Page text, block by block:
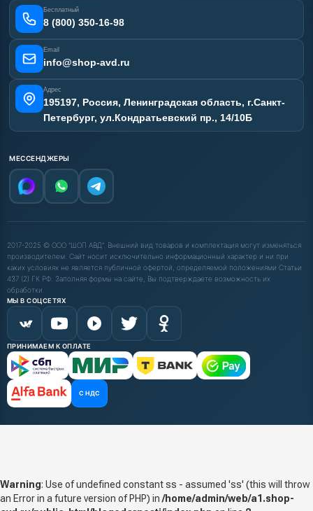
Отзывы наших клиентов
Карта сайта
Бесплатный
8 (800) 350-16-98
Email
info@shop-avd.ru
Адрес
195197, Россия, Ленинградская область, г.Санкт-
Петербург, ул.Кондратьевский пр., 14/10Б
МЕССЕНДЖЕРЫ
2017-2025 © ООО "ШОП АВД". Внешний вид товаров и комплектация могут изменяться
производителем. Сайт носит исключительно информационный характер и ни при
каких условиях не является публичной офертой, определяемой положениями Статьи
437 (2) ГК РФ. Заполняя формы на сайте, Вы подтверждаете возможность их
обработки.
МЫ В СОЦСЕТЯХ
ПРИНИМАЕМ К ОПЛАТЕ
С НДС
Warning: Use of undefined constant ss - assumed 'ss' (this will throw
an Error in a future version of PHP) in/home/admin/web/a1.shop-